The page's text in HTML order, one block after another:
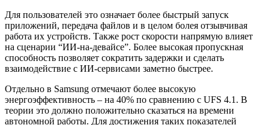
Для пользователей это означает более быстрый запуск
приложений, передача файлов и в целом болея отзывчивая
работа их устройств. Также рост скорости напрямую влияет
на сценарии “ИИ-на-девайсе”. Более высокая пропускная
способность позволяет сократить задержки и сделать
взаимодействие с ИИ-сервисами заметно быстрее.
Отдельно в Samsung отмечают более высокую
энергоэффективность – на 40% по сравнению с UFS 4.1. В
теории это должно положительно сказаться на времени
автономной работы. Для достижения таких показателей